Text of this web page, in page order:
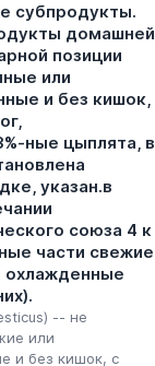
субпродукты.
домашней
позиции
или
и без кишок,
ные цыплята, в
указан.в
союза 4 к
части свежие
охлажденные
-- не
или
и без кишок, с